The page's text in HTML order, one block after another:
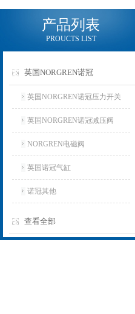
产品列表
PROUCTS LIST
英国NORGREN诺冠
英国NORGREN诺冠压力开关
英国NORGREN诺冠减压阀
NORGREN电磁阀
英国诺冠气缸
诺冠其他
查看全部